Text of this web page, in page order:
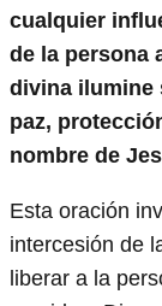
cualquier
de la persona
divina ilumine
paz,
nombre de
Esta oración
intercesión de
liberar a la